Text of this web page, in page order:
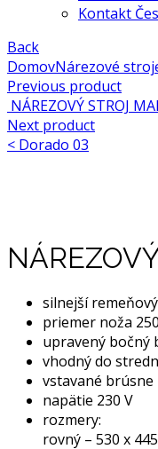
Kontakt
Back
DomovNárezové
Previous product
NÁREZOVÝ STROJ
Next product
< Dorado 03
silnejší
priemer noža
upravený bočný
vhodný do
vstavané brúsne
napätie 230 V
rozmery:
rovný – 530 x